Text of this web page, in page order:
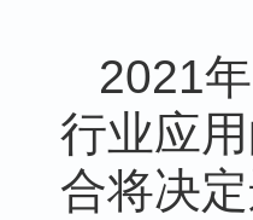
2021
行业应
合将决